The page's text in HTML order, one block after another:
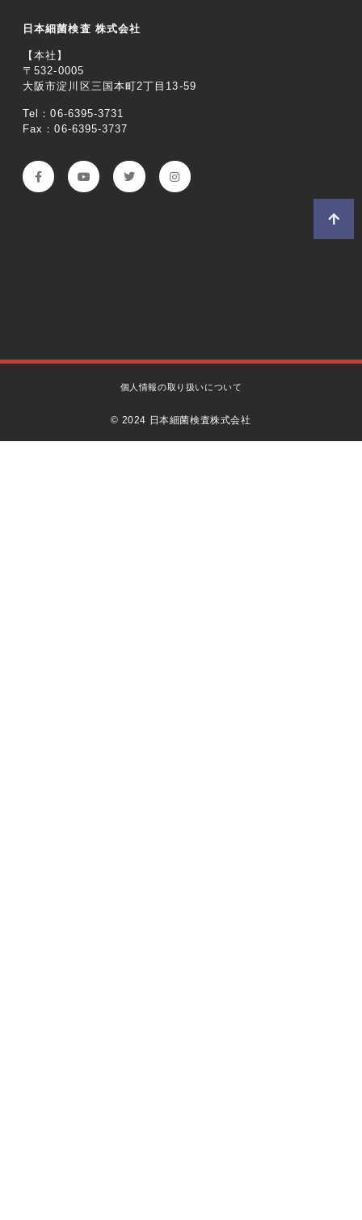
日本細菌検査 株式会社
【本社】
〒532-0005
大阪市淀川区三国本町2丁目13-59
Tel：06-6395-3731
Fax：06-6395-3737
© 2024 日本細菌検査株式会社
個人情報の取り扱いについて